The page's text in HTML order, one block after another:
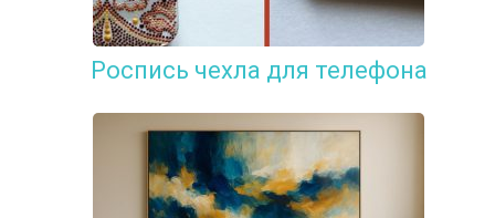
Роспись чехла для телефона